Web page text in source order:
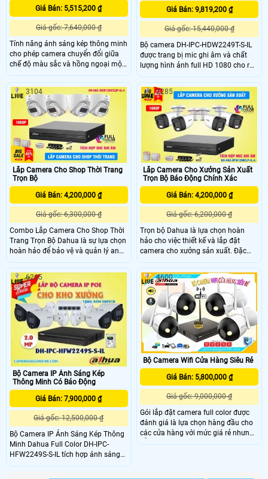
Giá Bán: 5,515,200 ₫
Giá gốc: 7,640,000 ₫
Tính năng ánh sáng kép thông minh
cho phép camera chuyển đổi giữa
chế độ màu sắc và hồng ngoại một
cách tự động, cung cấp hình ảnh
màu sắc chân thực ban ngày cũng
như điều kiện thiếu sáng của ban
đêm giúp bạn không bỏ lỡ bất kỳ chi
tiết nào. Bộ Camera Wifi Công Trình
Chống Trộm là một giải pháp hiệu
quả và đáng tin cậy qua việc kết
hợp giữa công nghệ tiên tiến và tính
năng thông minh cho phép bạn
nhìn thấy mọi góc độ của công
trình, nâng cao hiệu quả làm hoạt
động và hiệu suất hoạt động của
Giá Bán: 9,819,200 ₫
Giá gốc: 15,440,000 ₫
Bộ camera DH-IPC-HDW2249T-S-IL
được trang bị mic ghi âm và chất
lượng hình ảnh full HD 1080 cho ra
hình ảnh sắc nét kèm âm thanh.
Một trong những tính năng nổi bật
là chức năng bảo vệ vành đai giúp
báo động một cách chuẩn xác khi
có xâm nhập vào hàng rảo ảo được
thiết lập sẵn từ đầu.
Lắp Camera Cho Shop Thời Trang
Trọn Bộ
Giá Bán: 4,200,000 ₫
Giá gốc: 6,300,000 ₫
Combo Lắp Camera Cho Shop Thời
Trang Trọn Bộ Dahua là sự lựa chọn
hoàn hảo để bảo vệ và quản lý an
ninh cho shop thời trang của bạn.
Combo này được trang bị với các
thiết bị camera chất lượng cao của
thương hiệu Dahua, mang đến sự
đáng tin cậy và hiệu quả trong việc
giám sát. Đặc điểm nổi bật của
Combo này là khả năng thu âm
3104
Lắp Camera Cho Xưởng Sản Xuất
Trọn Bộ Báo Động Chính Xác
Giá Bán: 4,200,000 ₫
Giá gốc: 6,200,000 ₫
Trọn bộ Dahua là lựa chọn hoàn
hảo cho việc thiết kế và lắp đặt
camera cho xưởng sản xuất. Đặc
biệt, trọn bộ này được nâng cấp
thêm giám sát sắt nét đến 2.0 MP,
mang đến hình ảnh chất lượng cao
và rõ ràng. Bên cạnh đó, dịch vụ
cung cấp cũng được đảm bảo chất
lượng với sự hỗ trợ tận tâm từ đội
ngũ kỹ thuật chuyên nghiệp của
Dahua
2285
Bộ Camera IP Ánh Sáng Kép
Thông Minh Có Báo Động
Giá Bán: 7,900,000 ₫
Giá gốc: 12,500,000 ₫
Bộ Camera IP Ánh Sáng Kép Thông
Minh Dahua Full Color DH-IPC-
HFW2249S-S-IL tích hợp ánh sáng
kép hiện đại có độ phân giải 2.0 MP
6265
Bộ Camera Wifi Cửa Hàng Siêu Rẻ
Giá Bán: 5,800,000 ₫
Giá gốc: 9,000,000 ₫
Gói lắp đặt camera full color được
đánh giá là lựa chọn hàng đầu cho
các cửa hàng với mức giá rẻ nhưng
vẫn đảm bảo chất lượng. Đây là giải
4600